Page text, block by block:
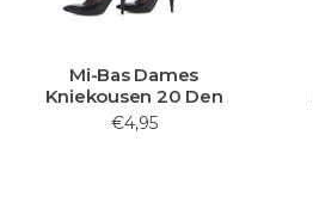
Mi-Bas Dames
Kniekousen 20 Den
€4,95